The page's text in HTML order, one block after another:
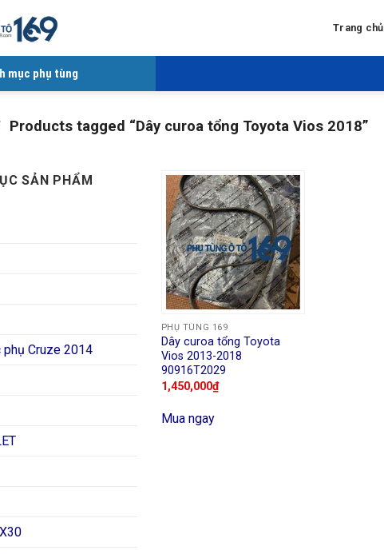
Trang chủ
mục phụ tùng
Products tagged “Dây curoa tổng Toyota Vios 2018”
SẢN PHẨM
phụ Cruze 2014
PHỤ TÙNG 169
Dây curoa tổng Toyota
Vios 2013-2018
90916T2029
1,450,000₫
Mua ngay